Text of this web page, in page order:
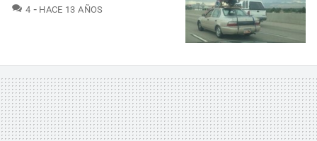
4 COMENTARIOS
HACE 13 AÑOS